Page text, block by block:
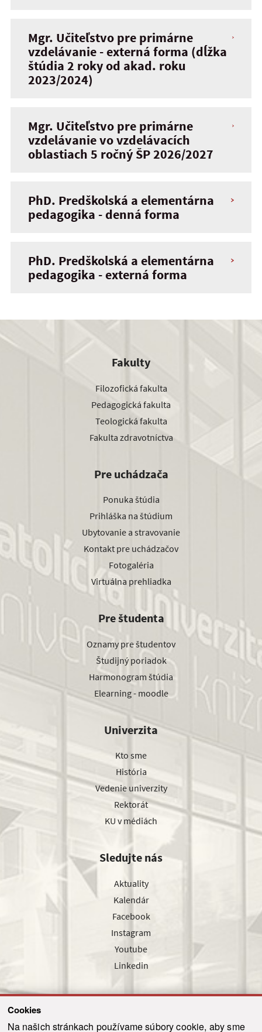
Cookies
Na našich stránkach používame súbory cookie, aby sme
Mgr. Učiteľstvo pre primárne
vzdelávanie - externá forma (dĺžka
štúdia 2 roky od akad. roku
2023/2024)
Mgr. Učiteľstvo pre primárne
vzdelávanie vo vzdelávacích
oblastiach 5 ročný ŠP 2026/2027
PhD. Predškolská a elementárna
pedagogika - denná forma
PhD. Predškolská a elementárna
pedagogika - externá forma
Fakulty
Filozofická fakulta
Pedagogická fakulta
Teologická fakulta
Fakulta zdravotníctva
Pre uchádzača
Ponuka štúdia
Prihláška na štúdium
Ubytovanie a stravovanie
Kontakt pre uchádzačov
Fotogaléria
Virtuálna prehliadka
Pre študenta
Oznamy pre študentov
Študijný poriadok
Harmonogram štúdia
Elearning - moodle
Univerzita
Kto sme
História
Vedenie univerzity
Rektorát
KU v médiách
Sledujte nás
Aktuality
Kalendár
Facebook
Instagram
Youtube
Linkedin